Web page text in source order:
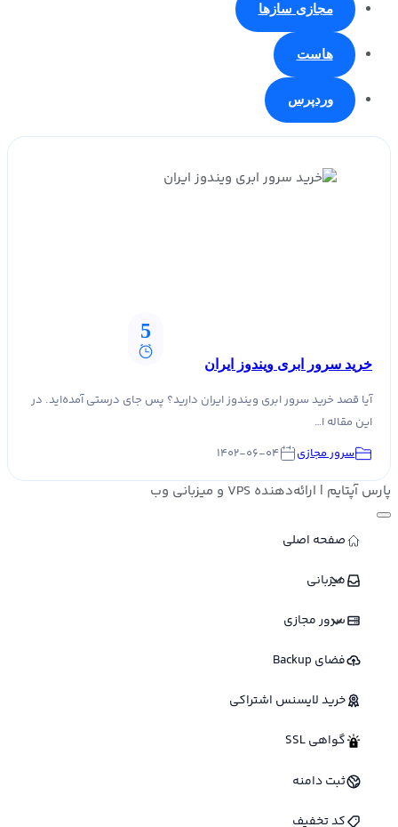
مجازی سازها
هاست
وردپرس
5
خرید سرور ابری ویندوز ایران
آیا قصد خرید سرور ابری ویندوز ایران دارید؟ پس جای درستی آمده‌اید. در
این مقاله ا…
سرور مجازی
۱۴۰۲-۰۶-۰۴
پارس آپتایم | ارائه‌دهنده VPS و میزبانی وب
صفحه اصلی
میزبانی
سرور مجازی
فضای Backup
خرید لایسنس اشتراکی
گواهی SSL
ثبت دامنه
کد تخفیف